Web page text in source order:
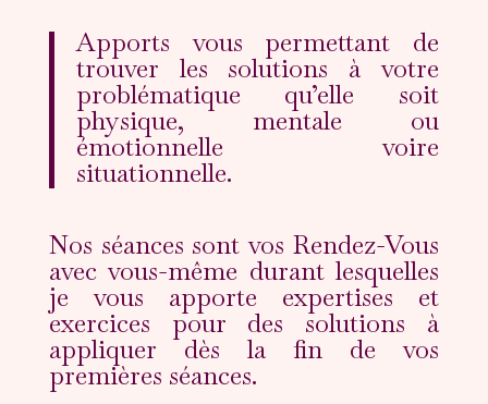
Apports vous permettant de
trouver les solutions à votre
problématique qu’elle soit
physique, mentale ou
émotionnelle voire
situationnelle.
Nos séances sont vos Rendez-Vous
avec vous-même durant lesquelles
je vous apporte expertises et
exercices pour des solutions à
appliquer dès la fin de vos
premières séances.